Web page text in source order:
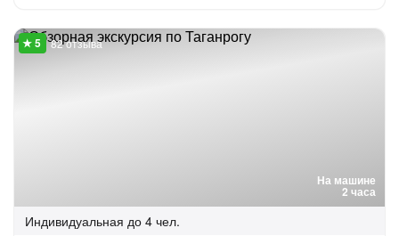
На машине
2 часа
82 отзыва
Индивидуальная до 4 чел.